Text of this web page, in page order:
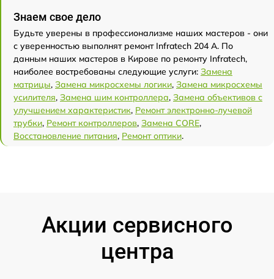
Знаем свое дело
Будьте уверены в профессионализме наших мастеров - они
с уверенностью выполнят ремонт Infratech 204 А. По
данным наших мастеров в Кирове по ремонту Infratech,
наиболее востребованы следующие услуги: Замена
матрицы, Замена микросхемы логики, Замена микросхемы
усилителя, Замена шим контроллера, Замена объективов с
улучшением характеристик, Ремонт электронно-лучевой
трубки, Ремонт контроллеров, Замена CORE,
Восстановление питания, Ремонт оптики.
Акции сервисного
центра